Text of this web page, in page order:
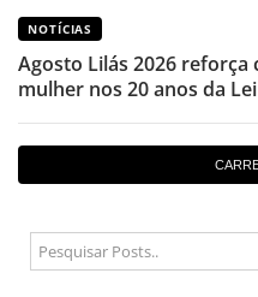
NOTÍCIAS
Agosto Lilás 2026
mulher nos 20 anos da